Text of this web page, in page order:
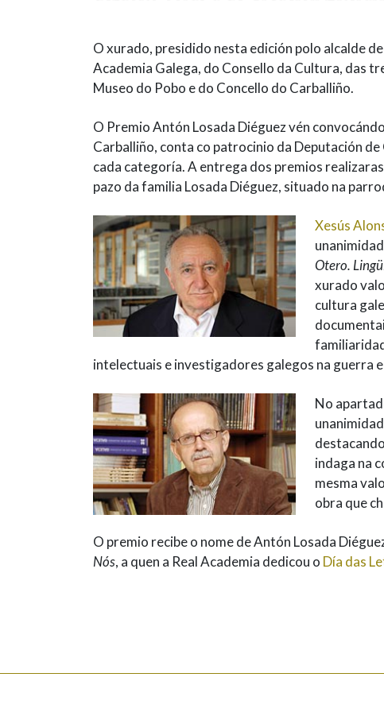
O xurado, presidido nesta edición polo alcalde
Academia Galega, do Consello da Cultura, das
Museo do Pobo e do Concello do Carballiño.
O Premio Antón Losada Diéguez vén
Carballiño, conta co patrocinio da Deputación
cada categoría. A entrega dos premios
pazo da familia Losada Diéguez, situado na
Xesús
Otero.
xurado
cultura
intelectuais e investigadores galegos na guerra
No
indaga na
mesma
obra que
O premio recibe o nome de Antón Losada
Nós, a quen a Real Academia dedicou o Día das